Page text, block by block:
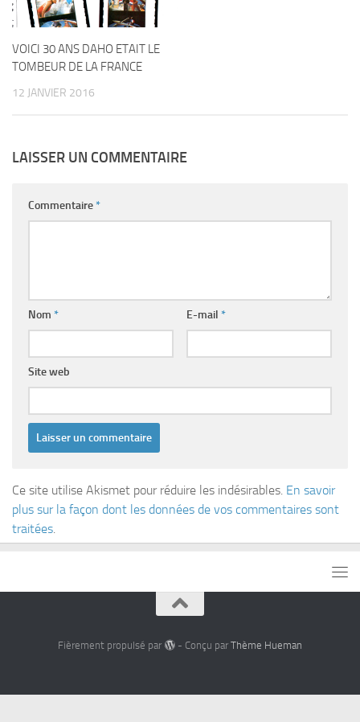
VOICI 30 ANS DAHO ETAIT LE
TOMBEUR DE LA FRANCE
12 JANVIER 2016
LAISSER UN COMMENTAIRE
Commentaire*
Nom * E-mail *
Site web
Ce site utilise Akismet pour réduire les indésirables. En savoir
plus sur la façon dont les données de vos commentaires sont
traitées
Fièrement propulsé par - Conçu par Thème Hueman